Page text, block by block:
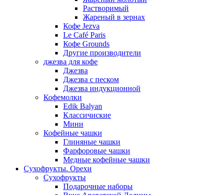
Растворимый
Жареный в зернах
Кофе Jezva
Le Café Paris
Кофе Grounds
Другие производители
джезва для кофе
Джезва
Джезва с песком
Джезва индукционной
Кофемолки
Edik Balyan
Классичиские
Мини
Кофейные чашки
Глиняные чашки
Фарфоровые чашки
Медные кофейные чашки
Сухофрукты. Орехи
Сухофрукты
Подарочные наборы